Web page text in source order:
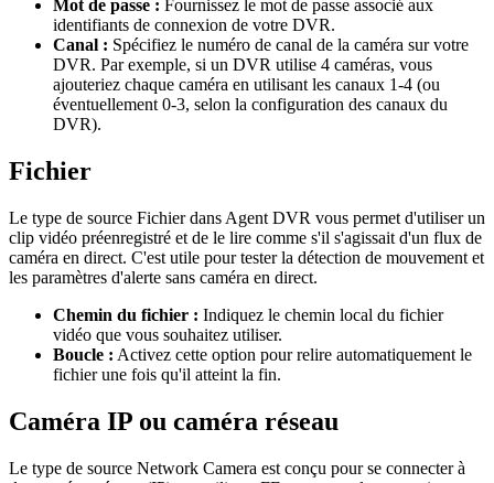
Mot de passe : Fournissez le mot de passe associé aux
identifiants de connexion de votre DVR.
Canal : Spécifiez le numéro de canal de la caméra sur votre
DVR. Par exemple, si un DVR utilise 4 caméras, vous
ajouteriez chaque caméra en utilisant les canaux 1-4 (ou
éventuellement 0-3, selon la configuration des canaux du
DVR).
Fichier
Le type de source Fichier dans Agent DVR vous permet d'utiliser un
clip vidéo préenregistré et de le lire comme s'il s'agissait d'un flux de
caméra en direct. C'est utile pour tester la détection de mouvement et
les paramètres d'alerte sans caméra en direct.
Chemin du fichier : Indiquez le chemin local du fichier
vidéo que vous souhaitez utiliser.
Boucle : Activez cette option pour relire automatiquement le
fichier une fois qu'il atteint la fin.
Caméra IP ou caméra réseau
Le type de source Network Camera est conçu pour se connecter à